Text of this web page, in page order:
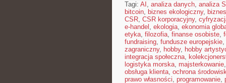
Tagi: AI , analiza danych, analiza
bitcoin, biznes ekologiczny,
CSR, CSR korporacyjny,
e-handel , ekologia, ekonomia
etyka, filozofia, finanse osobiste,
fundraising, fundusze europejskie,
zagraniczny, hobby, hobby
integracja społeczna,
logistyka morska, majsterkowanie,
obsługa klienta, ochrona
prawo własności, programowanie,